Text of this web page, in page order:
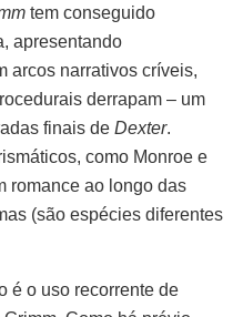
tem conseguido
apresentando
arcos narrativos críveis,
derrapam – um
finais de Dexter.
como Monroe e
romance ao longo das
(são espécies diferentes
é o uso recorrente de